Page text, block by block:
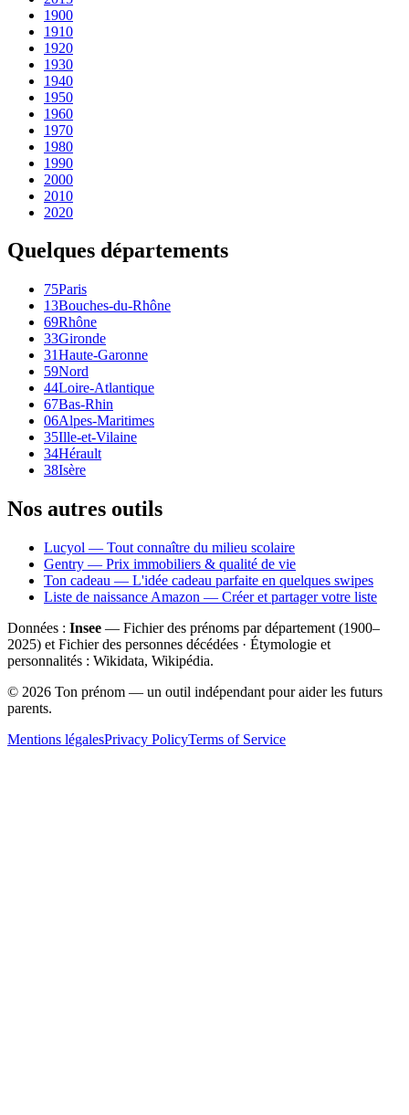
1900
1910
1920
1930
1940
1950
1960
1970
1980
1990
2000
2010
2020
Quelques départements
75Paris
13Bouches-du-Rhône
69Rhône
33Gironde
31Haute-Garonne
59Nord
44Loire-Atlantique
67Bas-Rhin
06Alpes-Maritimes
35Ille-et-Vilaine
34Hérault
38Isère
Nos autres outils
Lucyol — Tout connaître du milieu scolaire
Gentry — Prix immobiliers & qualité de vie
Ton cadeau — L'idée cadeau parfaite en quelques swipes
Liste de naissance Amazon — Créer et partager votre liste
Données : Insee — Fichier des prénoms par département (1900–
2025) et Fichier des personnes décédées · Étymologie et
personnalités : Wikidata, Wikipédia.
© 2026 Ton prénom — un outil indépendant pour aider les futurs
parents.
Mentions légalesPrivacy PolicyTerms of Service